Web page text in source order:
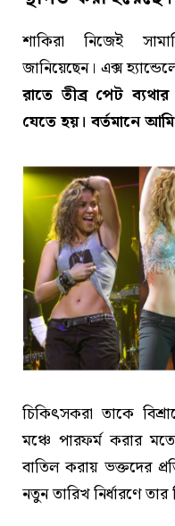
শাকিরা নিজেই
জানিয়েছেন। এক্স
রাতে তীব্র পেট
যেতে হয়। বর্তমানে
চিকিৎসকরা তাকে
মঞ্চে পারফর্ম করার
বাতিল করায় ভক্তদের
নতুন তারিখ নির্ধারণে